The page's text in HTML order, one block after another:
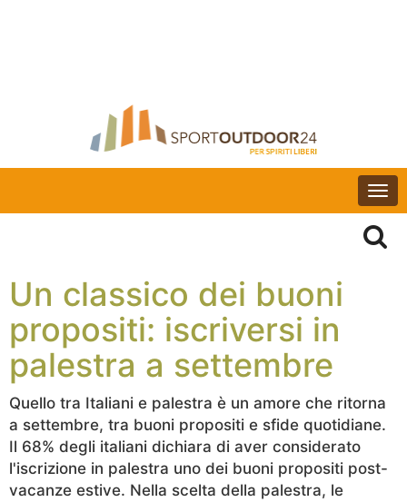
Un classico dei buoni
propositi: iscriversi in
palestra a settembre
Quello tra Italiani e palestra è un amore che ritorna
a settembre, tra buoni propositi e sfide quotidiane.
Il 68% degli italiani dichiara di aver considerato
l'iscrizione in palestra uno dei buoni propositi post-
vacanze estive. Nella scelta della palestra, le